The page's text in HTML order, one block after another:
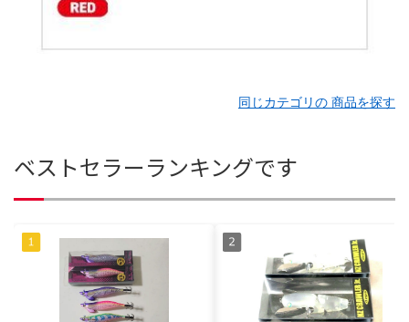
同じカテゴリの 商品を探す
ベストセラーランキングです